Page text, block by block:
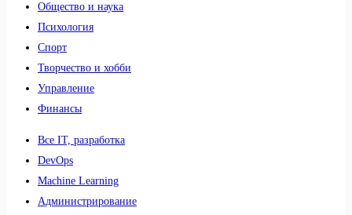
Общество и наука
Психология
Спорт
Творчество и хобби
Управление
Финансы
Все IT, разработка
DevOps
Machine Learning
Администрирование